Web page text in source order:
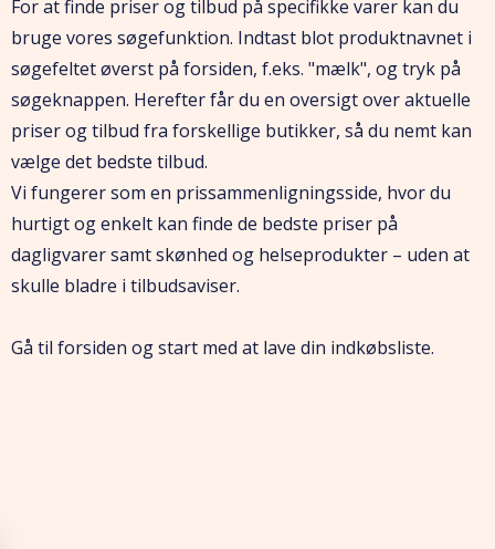
For at finde priser og tilbud på specifikke varer kan du
bruge vores søgefunktion. Indtast blot produktnavnet i
søgefeltet øverst på forsiden, f.eks. "mælk", og tryk på
søgeknappen. Herefter får du en oversigt over aktuelle
priser og tilbud fra forskellige butikker, så du nemt kan
vælge det bedste tilbud.
Vi fungerer som en prissammenligningsside, hvor du
hurtigt og enkelt kan finde de bedste priser på
dagligvarer samt skønhed og helseprodukter – uden at
skulle bladre i tilbudsaviser.
Gå til forsiden og start med at lave din indkøbsliste.